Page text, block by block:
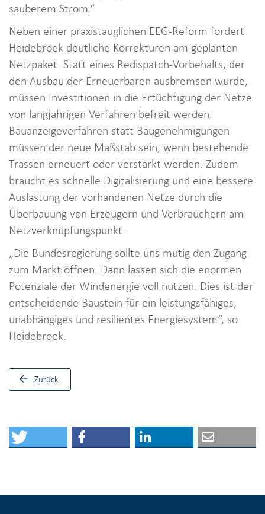
sauberem Strom.“
Neben einer praxistauglichen EEG-Reform fordert
Heidebroek deutliche Korrekturen am geplanten
Netzpaket. Statt eines Redispatch-Vorbehalts, der
den Ausbau der Erneuerbaren ausbremsen würde,
müssen Investitionen in die Ertüchtigung der Netze
von langjährigen Verfahren befreit werden.
Bauanzeigeverfahren statt Baugenehmigungen
müssen der neue Maßstab sein, wenn bestehende
Trassen erneuert oder verstärkt werden. Zudem
braucht es schnelle Digitalisierung und eine bessere
Auslastung der vorhandenen Netze durch die
Überbauung von Erzeugern und Verbrauchern am
Netzverknüpfungspunkt.
„Die Bundesregierung sollte uns mutig den Zugang
zum Markt öffnen. Dann lassen sich die enormen
Potenziale der Windenergie voll nutzen. Dies ist der
entscheidende Baustein für ein leistungsfähiges,
unabhängiges und resilientes Energiesystem“, so
Heidebroek.
Zurück